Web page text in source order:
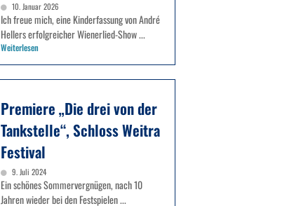
10. Januar 2026
Ich freue mich, eine Kinderfassung von André
Hellers erfolgreicher Wienerlied-Show ...
Weiterlesen
Premiere „Die drei von der
Tankstelle“, Schloss Weitra
Festival
9. Juli 2024
Ein schönes Sommervergnügen, nach 10
Jahren wieder bei den Festspielen ...